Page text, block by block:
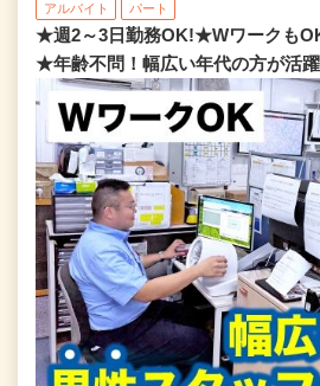
アルバイト パート
★週2～3日勤務OK!★Wワークも
★年齢不問！幅広い年代の方が活躍